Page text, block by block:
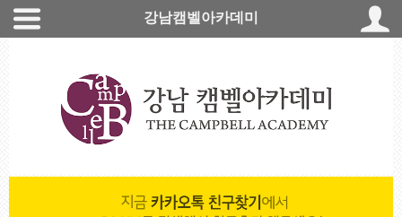
강남캠벨아카데미